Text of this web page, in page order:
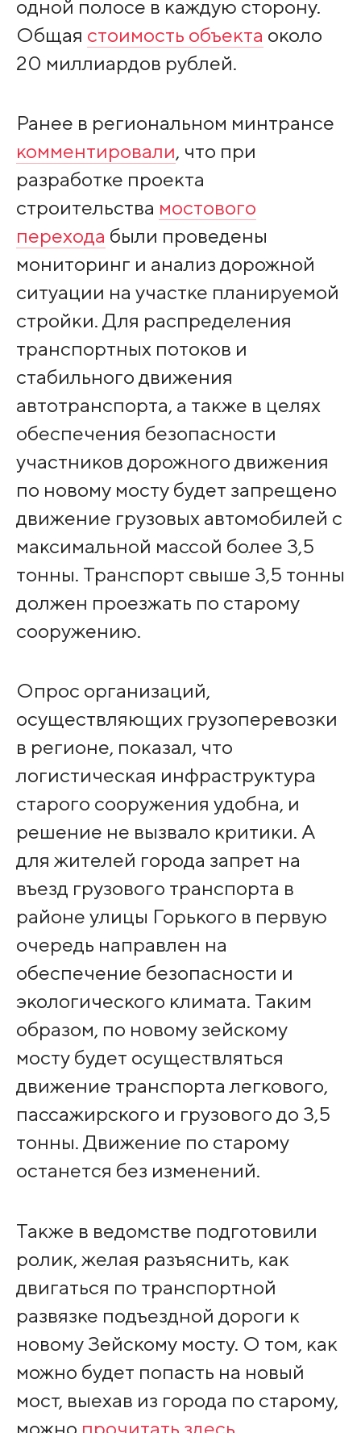
одной полосе в каждую сторону.
Общая стоимость объекта около
20 миллиардов рублей.
Ранее в региональном минтрансе
комментировали, что при
разработке проекта
строительства мостового
перехода были проведены
мониторинг и анализ дорожной
ситуации на участке планируемой
стройки. Для распределения
транспортных потоков и
стабильного движения
автотранспорта, а также в целях
обеспечения безопасности
участников дорожного движения
по новому мосту будет запрещено
движение грузовых автомобилей с
максимальной массой более 3,5
тонны. Транспорт свыше 3,5 тонны
должен проезжать по старому
сооружению.
Опрос организаций,
осуществляющих грузоперевозки
в регионе, показал, что
логистическая инфраструктура
старого сооружения удобна, и
решение не вызвало критики. А
для жителей города запрет на
въезд грузового транспорта в
районе улицы Горького в первую
очередь направлен на
обеспечение безопасности и
экологического климата. Таким
образом, по новому зейскому
мосту будет осуществляться
движение транспорта легкового,
пассажирского и грузового до 3,5
тонны. Движение по старому
останется без изменений.
Также в ведомстве подготовили
ролик, желая разъяснить, как
двигаться по транспортной
развязке подъездной дороги к
новому Зейскому мосту. О том, как
можно будет попасть на новый
мост, выехав из города по старому,
можно прочитать здесь.